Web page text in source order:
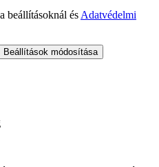
beállításoknál ésAdatvédelmi
Beállítások módosítása